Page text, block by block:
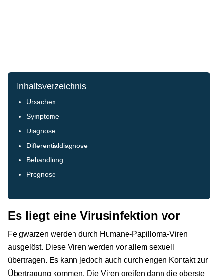
Inhaltsverzeichnis
Ursachen
Symptome
Diagnose
Differentialdiagnose
Behandlung
Prognose
Es liegt eine Virusinfektion vor
Feigwarzen werden durch Humane-Papilloma-Viren
ausgelöst. Diese Viren werden vor allem sexuell
übertragen. Es kann jedoch auch durch engen Kontakt zur
Übertragung kommen. Die Viren greifen dann die oberste